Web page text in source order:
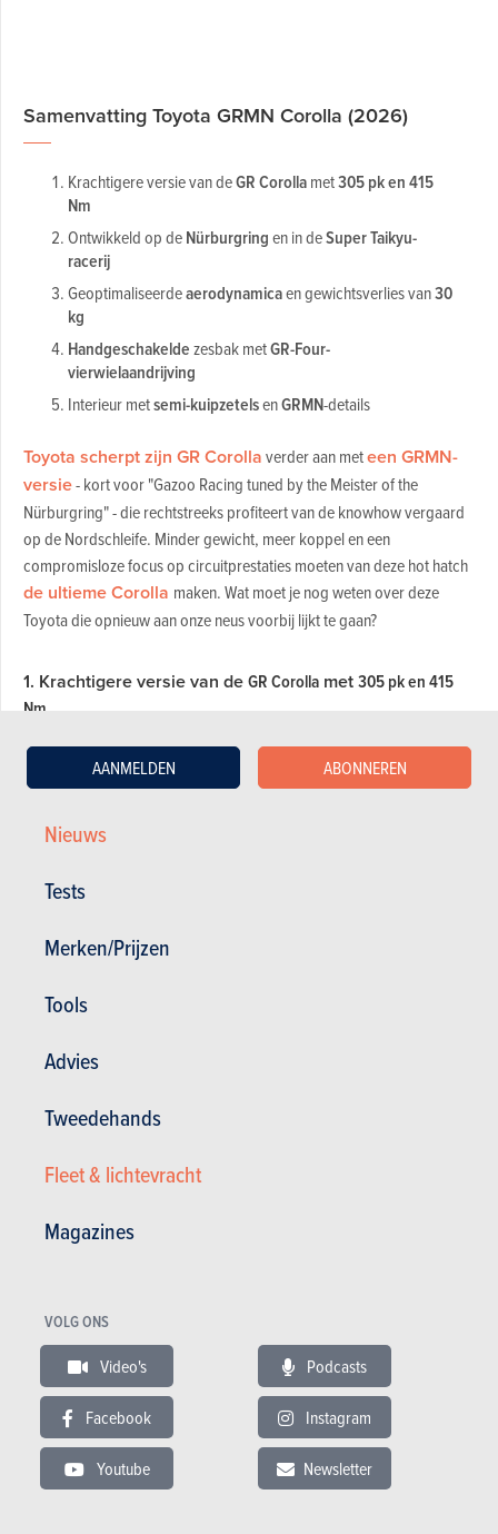
Nieuws
Tests
Merken/Prijzen
Tools
Advies
Tweedehands
Fleet & lichtevracht
Magazines
AANMELDEN ABONNEREN
VOLG ONS
Video's Podcasts
Facebook Instagram
Youtube Newsletter
Samenvatting Toyota GRMN Corolla (2026)
Krachtigere versie van deGR Corollamet305 pk en 415
Nm
Ontwikkeld op deNürburgringen in deSuper Taikyu-
racerij
Geoptimaliseerdeaerodynamicaen gewichtsverlies van30
kg
Handgeschakeldezesbak metGR-Four-
vierwielaandrijving
Interieur metsemi-kuipzetelsenGRMN-details
Toyota scherpt zijn GR Corollaverder aan meteen GRMN-
versie- kort voor "Gazoo Racing tuned by the Meister of the
Nürburgring" - die rechtstreeks profiteert van de knowhow vergaard
op de Nordschleife. Minder gewicht, meer koppel en een
compromisloze focus op circuitprestaties moeten van deze hot hatch
de ultieme Corolla maken. Wat moet je nog weten over deze
Toyota die opnieuw aan onze neus voorbij lijkt te gaan?
1. Krachtigere versie van deGR Corollamet305 pk en 415
Nm
Onder de motorkap van de GRMN Corolla ligt de 1,6 liter-
motor die wij kennen uit de GR Yaris. De drukgevoede ziet zijn
gewerkt aan het motorkoppel. Dat stijgt niet alleen naar 415
En dat zou ervoor moeten zorgen dat deze hot hatch sneller
GRMN staat niet zomaar voor "Gazoo Racing tuned by the
Meister of the Nürburgring": de Toyota-testrijders lieten bloed,
zweet en tranen op d
e Nordschleife, in een poging de ideale set-
up te vinden. Dat resulteert in een herwerkte ophanging en een
aangepaste stuurinrichting, terwijlMichelins Pilot Sport Cup 2 voor
meer grip en precisie moeten zorgen. Toyota tapte ook expertise in